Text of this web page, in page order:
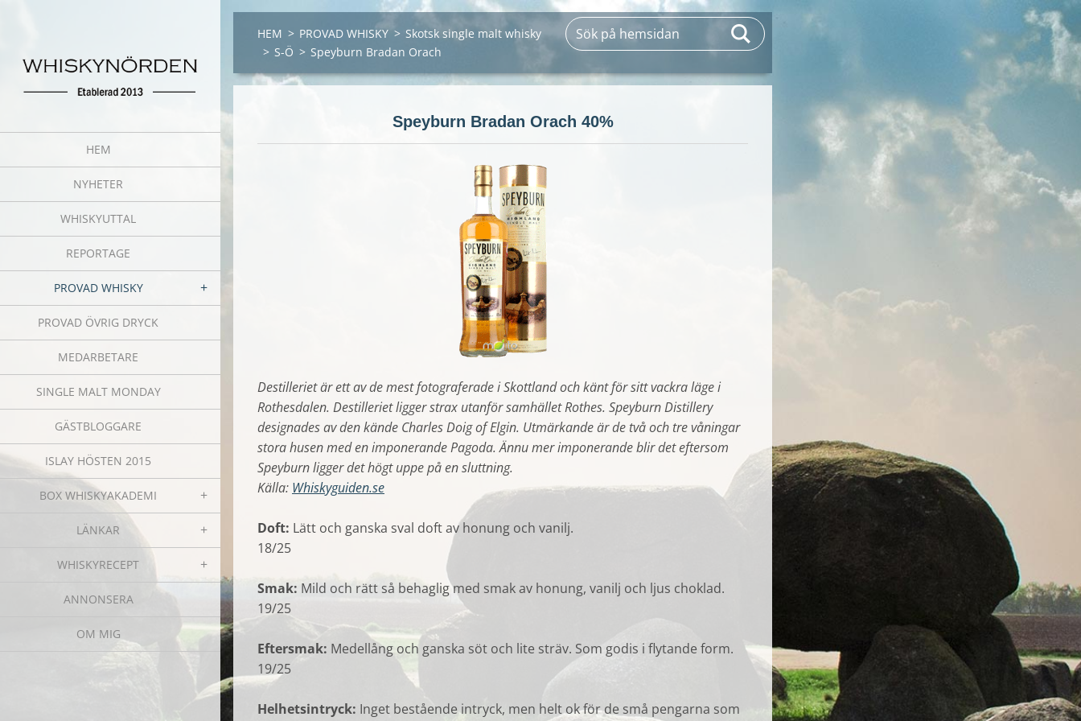
HEM
NYHETER
WHISKYUTTAL
REPORTAGE
PROVAD WHISKY
PROVAD ÖVRIG DRYCK
MEDARBETARE
SINGLE MALT MONDAY
GÄSTBLOGGARE
ISLAY HÖSTEN 2015
BOX WHISKYAKADEMI
LÄNKAR
WHISKYRECEPT
ANNONSERA
OM MIG
HEM > PROVAD WHISKY > Skotsk single malt whisky
> S-Ö > Speyburn Bradan Orach
Speyburn Bradan Orach 40%
Destilleriet är ett av de mest fotograferade i Skottland och känt för sitt vackra läge i
Rothesdalen. Destilleriet ligger strax utanför samhället Rothes. Speyburn Distillery
designades av den kände Charles Doig of Elgin. Utmärkande är de två och tre våningar
stora husen med en imponerande Pagoda. Ännu mer imponerande blir det eftersom
Speyburn ligger det högt uppe på en sluttning.
Källa: Whiskyguiden.se
Doft: Lätt och ganska sval doft av honung och vanilj.
18/25
Smak: Mild och rätt så behaglig med smak av honung, vanilj och ljus choklad.
19/25
Eftersmak: Medellång och ganska söt och lite sträv. Som godis i flytande form.
19/25
Helhetsintryck: Inget bestående intryck, men helt ok för de små pengarna som